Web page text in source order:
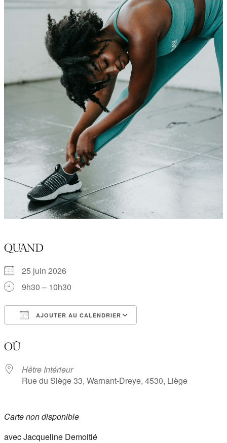
QUAND
25 juin 2026
9h30 – 10h30
AJOUTER AU CALENDRIER
OÙ
Hêtre Intérieur
Rue du Siège 33, Warnant-Dreye, 4530, Liège
Carte non disponible
avec Jacqueline Demoitié